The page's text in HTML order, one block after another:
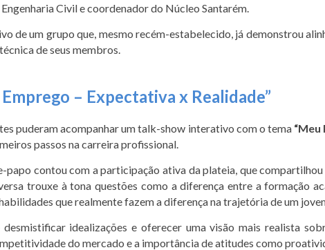
Civil e coordenador do Núcleo Santarém.
de um grupo que, mesmo recém-estabelecido, já demonstrou
de seus membros.
– Expectativa x Realidade”
puderam acompanhar um talk-show interativo com o tema
passos na carreira profissional.
contou com a participação ativa da plateia, que
trouxe à tona questões como a diferença entre a formação
que realmente fazem a diferença na trajetória de um
idealizações e oferecer uma visão mais realista
do mercado e a importância de atitudes como